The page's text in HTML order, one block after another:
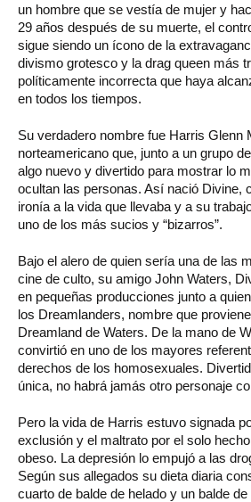
un hombre que se vestía de mujer y
29 años después de su muerte, el
sigue siendo un ícono de la
divismo grotesco y la drag queen más
políticamente incorrecta que haya
en todos los tiempos.
Su verdadero nombre fue Harris Glenn
norteamericano que, junto a un grupo
algo nuevo y divertido para mostrar lo
ocultan las personas. Así nació Divine,
ironía a la vida que llevaba y a su
uno de los más sucios y “bizarros”.
Bajo el alero de quien sería una de las
cine de culto, su amigo John Waters,
en pequeñas producciones junto a
los Dreamlanders, nombre que
Dreamland de Waters. De la mano de
convirtió en uno de los mayores
derechos de los homosexuales.
única, no habrá jamás otro personaje
Pero la vida de Harris estuvo signada
exclusión y el maltrato por el solo
obeso. La depresión lo empujó a las
Según sus allegados su dieta diaria
cuarto de balde de helado y un balde